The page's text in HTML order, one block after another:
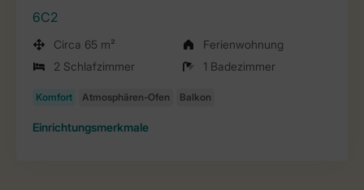
6C2
Circa 65 m²
Ferienwohnung
2 Schlafzimmer
1 Badezimmer
Einrichtungsmerkmale